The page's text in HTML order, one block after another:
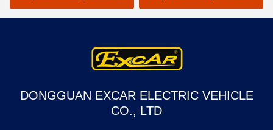
DONGGUAN EXCAR ELECTRIC VEHICLE
CO., LTD